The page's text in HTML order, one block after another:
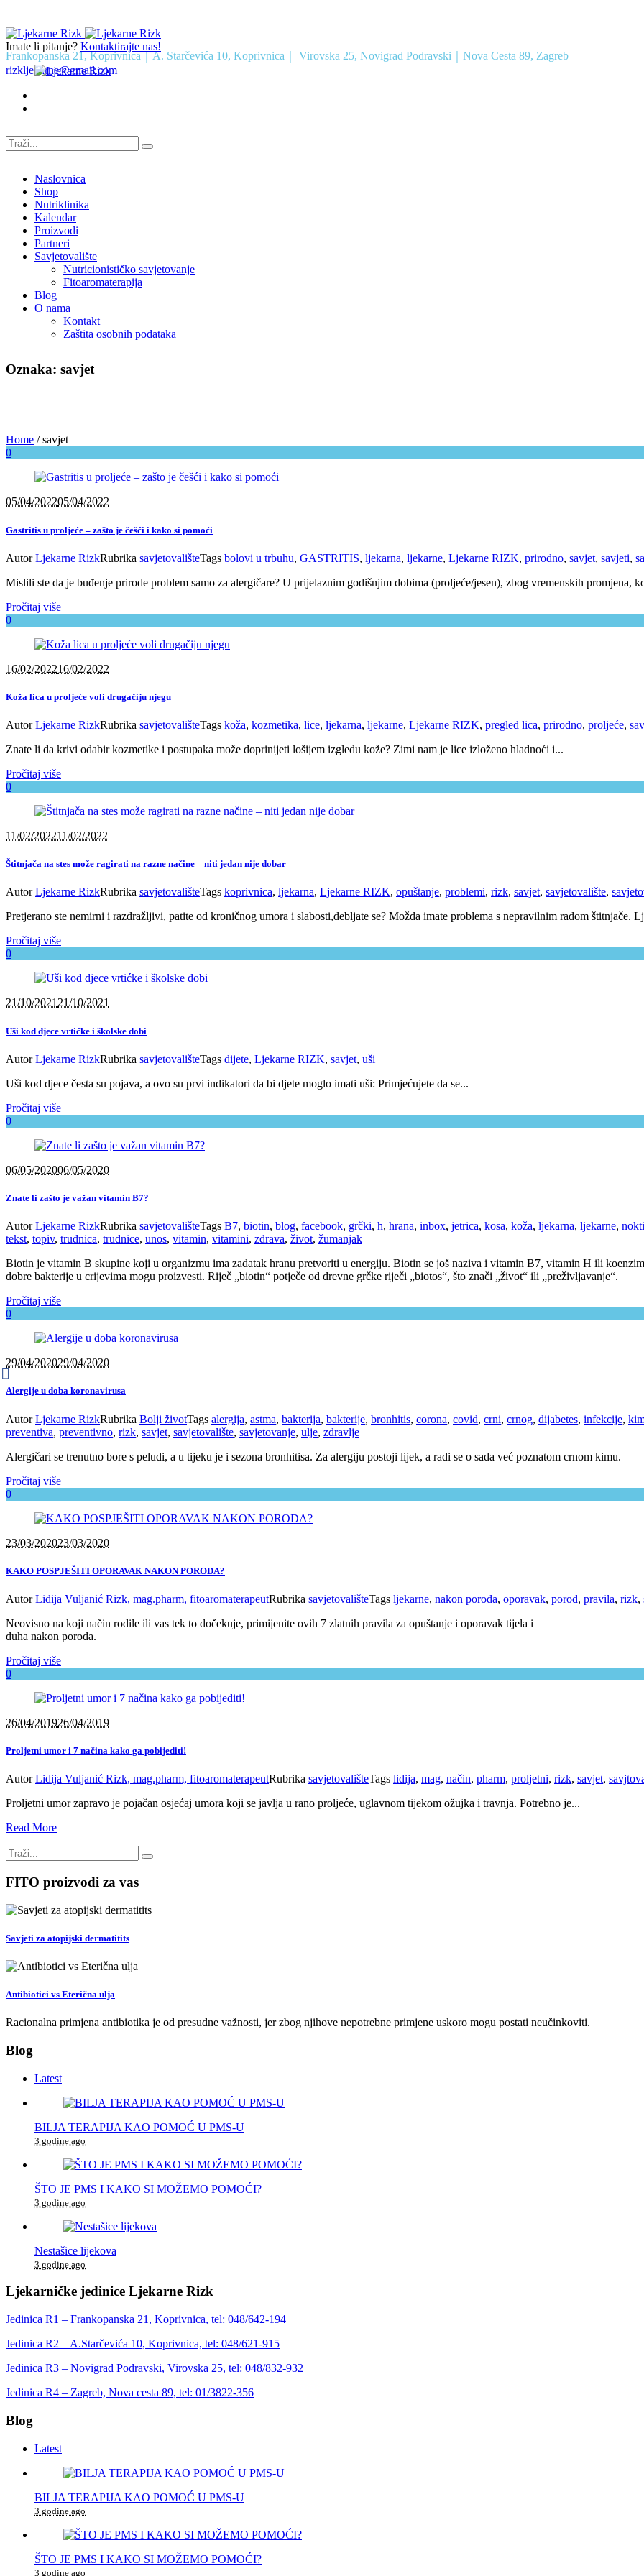
Frankopanska 21, Koprivnica｜A. Starčevića 10, Koprivnica｜ Virovska 25, Novigrad Podravski｜Nova Cesta 89, Zagreb
rizkljekarne@gmail.com
Imate li pitanje? Kontaktirajte nas!
Naslovnica
Shop
Nutriklinika
Kalendar
Proizvodi
Partneri
Savjetovalište
Nutricionističko savjetovanje
Fitoaromaterapija
Blog
O nama
Kontakt
Zaštita osobnih podataka
Oznaka: savjet
Home /savjet
0
05/04/202205/04/2022
Gastritis u proljeće – zašto je češći i kako si pomoći
AutorLjekarne RizkRubrika savjetovališteTags bolovi u trbuhu, GASTRITIS, ljekarna, ljekarne, Ljekarne RIZK, prirodno, savjet, savjeti,
Mislili ste da je buđenje prirode problem samo za alergičare? U prijelaznim godišnjim dobima (proljeće/jesen), zbog vremenskih promjena,
Pročitaj više
0
16/02/202216/02/2022
Koža lica u proljeće voli drugačiju njegu
AutorLjekarne RizkRubrika savjetovališteTags koža, kozmetika, lice, ljekarna, ljekarne, Ljekarne RIZK, pregled lica, prirodno, proljeće,
Znate li da krivi odabir kozmetike i postupaka može doprinijeti lošijem izgledu kože? Zimi nam je lice izloženo hladnoći i...
Pročitaj više
0
11/02/202211/02/2022
Štitnjača na stes može ragirati na razne načine – niti jedan nije dobar
AutorLjekarne RizkRubrika savjetovališteTags koprivnica, ljekarna, Ljekarne RIZK, opuštanje, problemi, rizk, savjet, savjetovalište,
Pretjerano ste nemirni i razdražljivi, patite od kroničnog umora i slabosti,debljate se? Možda imate problema s nepravilnim radom štitnjače.
Pročitaj više
0
21/10/202121/10/2021
Uši kod djece vrtićke i školske dobi
AutorLjekarne RizkRubrika savjetovališteTags dijete, Ljekarne RIZK, savjet, uši
Uši kod djece česta su pojava, a ovo su prvi indikatori da bi djete moglo imati uši: Primjećujete da se...
Pročitaj više
0
06/05/202006/05/2020
Znate li zašto je važan vitamin B7?
AutorLjekarne RizkRubrika savjetovališteTags B7, biotin, blog, facebook, grčki, h, hrana, inbox, jetrica, kosa, koža, ljekarna, ljekarne, nokti
tekst, topiv, trudnica, trudnice, unos, vitamin, vitamini, zdrava, život, žumanjak
Biotin je vitamin B skupine koji u organizmu ima zadatak hranu pretvoriti u energiju. Biotin se još naziva i vitamin B7, vitamin H ili
dobre bakterije u crijevima mogu proizvesti. Riječ „biotin“ potječe od drevne grčke riječi „biotos“, što znači „život“ ili „preživljavanje“.
Pročitaj više
0
29/04/202029/04/2020
Alergije u doba koronavirusa
AutorLjekarne RizkRubrika Bolji životTags alergija, astma, bakterija, bakterije, bronhitis, corona, covid, crni, crnog, dijabetes, infekcije,
preventiva, preventivno, rizk, savjet, savjetovalište, savjetovanje, ulje, zdravlje
Alergičari se trenutno bore s peludi, a u tijeku je i sezona bronhitisa. Za alergiju postoji lijek, a radi se o sada već poznatom crnom kimu.
Pročitaj više
0
23/03/202023/03/2020
KAKO POSPJEŠITI OPORAVAK NAKON PORODA?
AutorLidija Vuljanić Rizk, mag.pharm, fitoaromaterapeutRubrika savjetovališteTags ljekarne, nakon poroda, oporavak, porod, pravila, rizk,
Neovisno na koji način rodile ili vas tek to dočekuje, primijenite ovih 7 zlatnih pravila za opuštanje i oporavak tijela i
duha nakon poroda.
Pročitaj više
0
26/04/201926/04/2019
Proljetni umor i 7 načina kako ga pobijediti!
AutorLidija Vuljanić Rizk, mag.pharm, fitoaromaterapeutRubrika savjetovališteTags lidija, mag, način, pharm, proljetni, rizk, savjet,
Proljetni umor zapravo je pojačan osjećaj umora koji se javlja u rano proljeće, uglavnom tijekom ožujka i travnja. Potrebno je...
Read More
FITO proizvodi za vas
Savjeti za atopijski dermatitits
Antibiotici vs Eterična ulja
Racionalna primjena antibiotika je od presudne važnosti, jer zbog njihove nepotrebne primjene uskoro mogu postati neučinkoviti.
Blog
Latest
BILJA TERAPIJA KAO POMOĆ U PMS-U
3 godine ago
ŠTO JE PMS I KAKO SI MOŽEMO POMOĆI?
3 godine ago
Nestašice lijekova
3 godine ago
Ljekarničke jedinice Ljekarne Rizk
Jedinica R1 – Frankopanska 21, Koprivnica, tel: 048/642-194
Jedinica R2 – A.Starčevića 10, Koprivnica, tel: 048/621-915
Jedinica R3 – Novigrad Podravski, Virovska 25, tel: 048/832-932
Jedinica R4 – Zagreb, Nova cesta 89, tel: 01/3822-356
Blog
Latest
BILJA TERAPIJA KAO POMOĆ U PMS-U
3 godine ago
ŠTO JE PMS I KAKO SI MOŽEMO POMOĆI?
3 godine ago